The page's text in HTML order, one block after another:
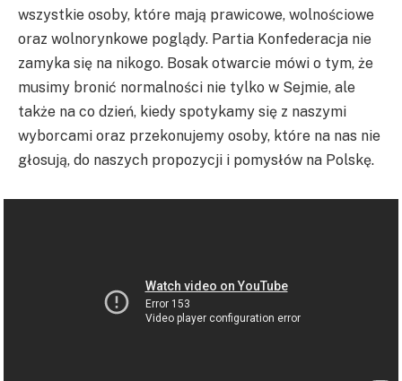
wszystkie osoby, które mają prawicowe, wolnościowe
oraz wolnorynkowe poglądy. Partia Konfederacja nie
zamyka się na nikogo. Bosak otwarcie mówi o tym, że
musimy bronić normalności nie tylko w Sejmie, ale
także na co dzień, kiedy spotykamy się z naszymi
wyborcami oraz przekonujemy osoby, które na nas nie
głosują, do naszych propozycji i pomysłów na Polskę.